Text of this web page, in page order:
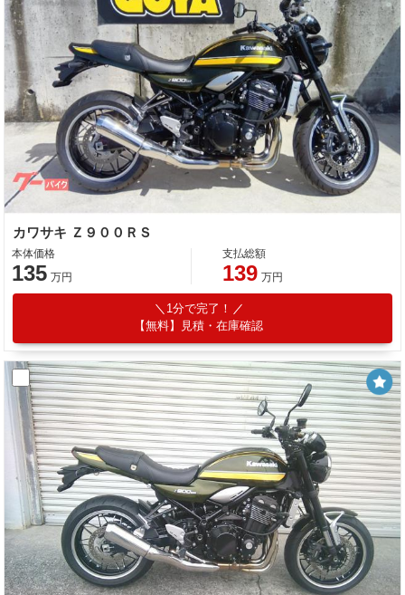
カワサキ Ｚ９００ＲＳ
本体価格
135 万円
支払総額
139 万円
1分で完了！
【無料】見積・在庫確認